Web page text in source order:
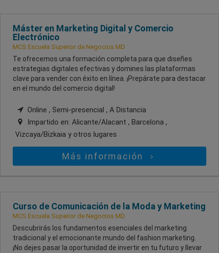
Máster en Marketing Digital y Comercio
Electrónico
MCS Escuela Superior de Negocios MD
Te ofrecemos una formación completa para que diseñes
estrategias digitales efectivas y domines las plataformas
clave para vender con éxito en línea. ¡Prepárate para destacar
en el mundo del comercio digital!
Online , Semi-presencial , A Distancia
Impartido en: Alicante/Alacant , Barcelona ,
Vizcaya/Bizkaia y otros lugares
Más información
Curso de Comunicación de la Moda y Marketing
MCS Escuela Superior de Negocios MD
Descubrirás los fundamentos esenciales del marketing
tradicional y el emocionante mundo del fashion marketing.
¡No dejes pasar la oportunidad de invertir en tu futuro y llevar